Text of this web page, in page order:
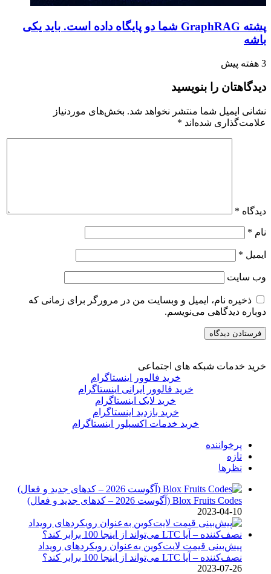
پشته GraphRAG شما دو پایگاه داده است. باید یکی
باشه
3 هفته پیش
دیدگاهتان را بنویسید
نشانی ایمیل شما منتشر نخواهد شد. بخش‌های موردنیاز
علامت‌گذاری شده‌اند *
دیدگاه *
نام *
ایمیل *
وب‌ سایت
ذخیره نام، ایمیل و وبسایت من در مرورگر برای زمانی که
دوباره دیدگاهی می‌نویسم.
خرید خدمات شبکه های اجتماعی
خرید فالوور اینستاگرام
خرید فالوور ایرانی اینستاگرام
خرید لایک اینستاگرام
خرید بازدید اینستاگرام
خرید خدمات اکسپلور اینستاگرام
پرخواننده
تازه
نظرها
Blox Fruits Codes (آگوست 2026 – کدهای جدید و فعال)
2023-04-10
پیش‌بینی قیمت لایت‌کوین به‌عنوان رویکردهای رویداد
نصف‌کننده – آیا LTC می‌تواند از اینجا 100 برابر کند؟
2023-07-26